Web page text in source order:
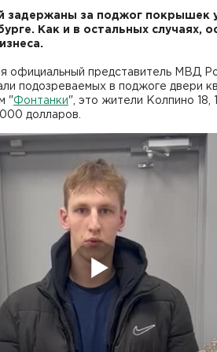
задержаны за поджог покрышек
Как и в остальных случаях,
официальный представитель МВД
подозреваемых в поджоге двери
"Фонтанки", это жители Колпино 18,
долларов.